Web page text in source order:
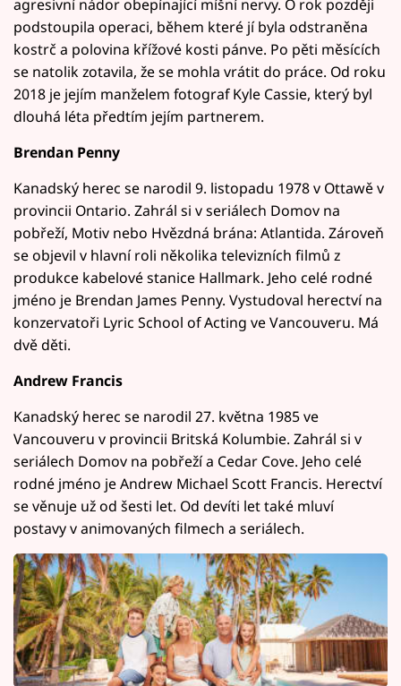
agresivní nádor obepínající míšní nervy. O rok později
podstoupila operaci, během které jí byla odstraněna
kostrč a polovina křížové kosti pánve. Po pěti měsících
se natolik zotavila, že se mohla vrátit do práce. Od roku
2018 je jejím manželem fotograf Kyle Cassie, který byl
dlouhá léta předtím jejím partnerem.
Brendan Penny
Kanadský herec se narodil 9. listopadu 1978 v Ottawě v
provincii Ontario. Zahrál si v seriálech Domov na
pobřeží, Motiv nebo Hvězdná brána: Atlantida. Zároveň
se objevil v hlavní roli několika televizních filmů z
produkce kabelové stanice Hallmark. Jeho celé rodné
jméno je Brendan James Penny. Vystudoval herectví na
konzervatoři Lyric School of Acting ve Vancouveru. Má
dvě děti.
Andrew Francis
Kanadský herec se narodil 27. května 1985 ve
Vancouveru v provincii Britská Kolumbie. Zahrál si v
seriálech Domov na pobřeží a Cedar Cove. Jeho celé
rodné jméno je Andrew Michael Scott Francis. Herectví
se věnuje už od šesti let. Od devíti let také mluví
postavy v animovaných filmech a seriálech.